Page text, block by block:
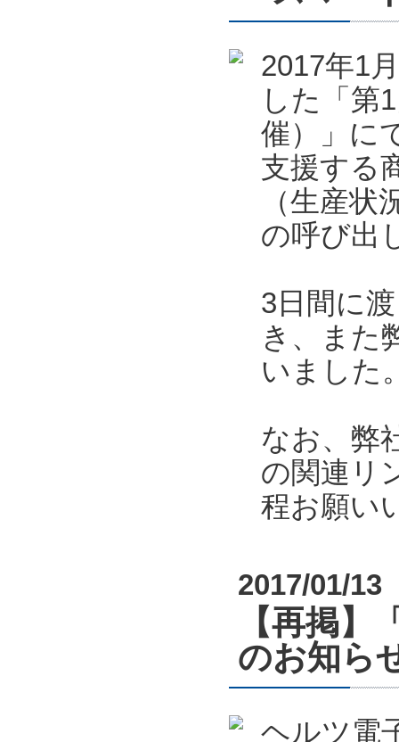
2017年1
した「第
催）」に
支援する
（生産
の呼び出
3日間に
き、また
いました
なお、弊
の関連リ
程お願い
2017/01/13
【再掲】
のお知ら
ヘルツ電